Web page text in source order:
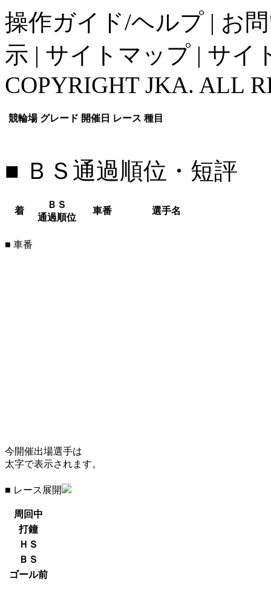
操作ガイド/ヘルプ | お
示 | サイトマップ | サイ
COPYRIGHT JKA. ALL
競輪場 グレード 開催日 レース 種目
■ ＢＳ通過順位・短評
着
ＢＳ
通過順位
車番 選手名
■ 車番
今開催出場選手は
太字で表示されます。
■ レース展開
周回中
打鐘
ＨＳ
ＢＳ
ゴール前